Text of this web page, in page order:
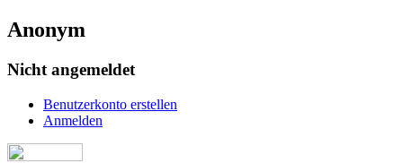
Anonym
Nicht angemeldet
Benutzerkonto erstellen
Anmelden